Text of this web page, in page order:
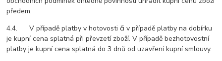
předem.
4.4. V případě platby v hotovosti či v případě platby na dobírku
je kupní cena splatná při převzetí zboží. V případě bezhotovostní
platby je kupní cena splatná do3dnů od uzavření kupní smlouvy.